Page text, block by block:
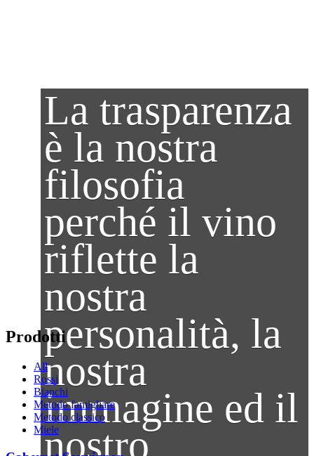
La trasparenza
è la nostra
filosofia
perché il vino
riflette la
nostra
personalità, la
nostra
immagine ed il
nostro
Prodotti
All
Rossi
Bianchi
Metodo famigliare
Metodo classico
Miele